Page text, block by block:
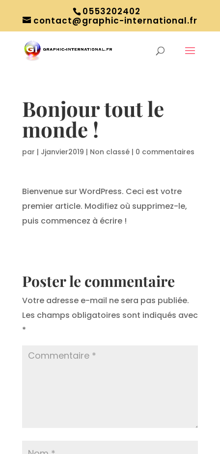
0553202402
contact@graphic-international.fr
Bonjour tout le
monde !
par | Jjanvier2019 | Non classé| 0 commentaires
Bienvenue sur WordPress. Ceci est votre
premier article. Modifiez où supprimez-le,
puis commencez à écrire !
Poster le commentaire
Votre adresse e-mail ne sera pas publiée.
Les champs obligatoires sont indiqués avec
*